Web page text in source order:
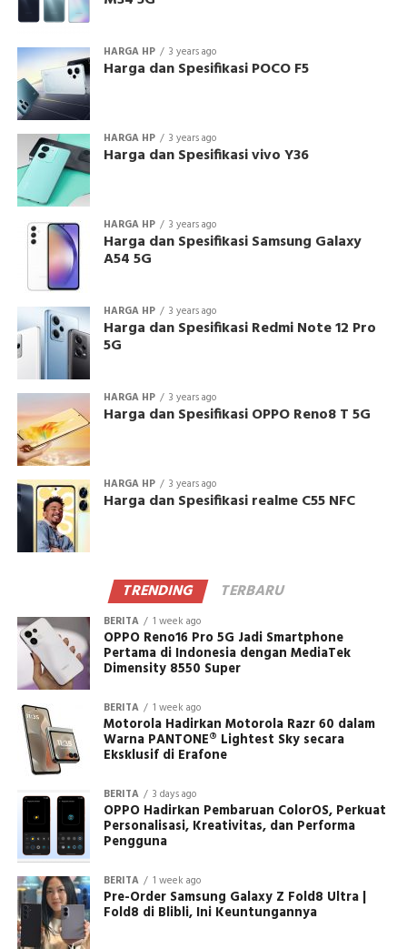
HARGA HP 3 years ago
Harga dan Spesifikasi POCO F5
HARGA HP 3 years ago
Harga dan Spesifikasi vivo Y36
HARGA HP 3 years ago
Harga dan Spesifikasi Samsung Galaxy
A54 5G
HARGA HP 3 years ago
Harga dan Spesifikasi Redmi Note 12 Pro
5G
HARGA HP 3 years ago
Harga dan Spesifikasi OPPO Reno8 T 5G
HARGA HP 3 years ago
Harga dan Spesifikasi realme C55 NFC
TRENDING TERBARU
BERITA 1 week ago
OPPO Reno16 Pro 5G Jadi Smartphone
Pertama di Indonesia dengan MediaTek
Dimensity 8550 Super
BERITA 1 week ago
Motorola Hadirkan Motorola Razr 60 dalam
Warna PANTONE® Lightest Sky secara
Eksklusif di Erafone
BERITA 3 days ago
OPPO Hadirkan Pembaruan ColorOS, Perkuat
Personalisasi, Kreativitas, dan Performa
Pengguna
BERITA 1 week ago
Pre-Order Samsung Galaxy Z Fold8 Ultra |
Fold8 di Blibli, Ini Keuntungannya